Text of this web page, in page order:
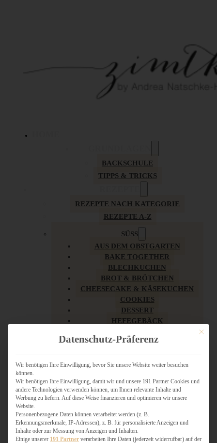
BACKSCHULE
TIPPS & TRICKS
REZEPTE NACH KATEGORIE
REZEPTE A-Z
SÜSS
AUS DEM OBSTGARTEN
BAKE TOGETHER
BLECHKUCHEN
BROT & BRÖTCHEN
CHEESECAKE & KÄSEKUCHEN
COOKIES
DESSERT
HEFEGEBÄCK
KUCHEN
LOW CARB & GESÜNDER
MY AMERICAN BAKERY
SCHOKOLADIGES
SÜSSES HAUPTGERICHT
TÖRTCHEN
VEGAN SÜSS
WEIHNACHTSBÄCKEREI
Mit
Datenschutz-Präferenz
Wir benötigen Ihre Einwilligung, bevor Sie unsere Website weiter besuchen
können.
Wir benötigen Ihre Einwilligung, damit wir und unsere 191 Partner Cookies und
andere Technologien verwenden können, um Ihnen relevante Inhalte und
Werbung zu liefern. Auf diese Weise finanzieren und optimieren wir unsere
Website.
Personenbezogene Daten können verarbeitet werden (z. B.
Erkennungsmerkmale, IP-Adressen), z. B. für personalisierte Anzeigen und
Inhalte oder zur Messung von Anzeigen und Inhalten.
Einige unserer 191 Partner verarbeiten Ihre Daten (jederzeit widerrufbar) auf der